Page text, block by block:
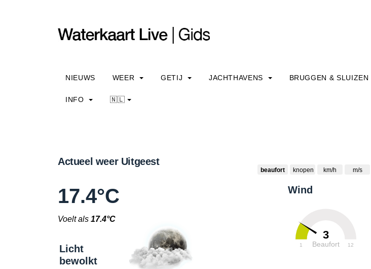
NIEUWS WEER GETIJ JACHTHAVENS BRUGGEN & SLUIZEN
INFO 🇳🇱
Actueel weer Uitgeest
beaufort knopen km/h m/s
Wind
3
Beaufort
1 12
17.4°C
Voelt als 17.4°C
Licht
bewolkt